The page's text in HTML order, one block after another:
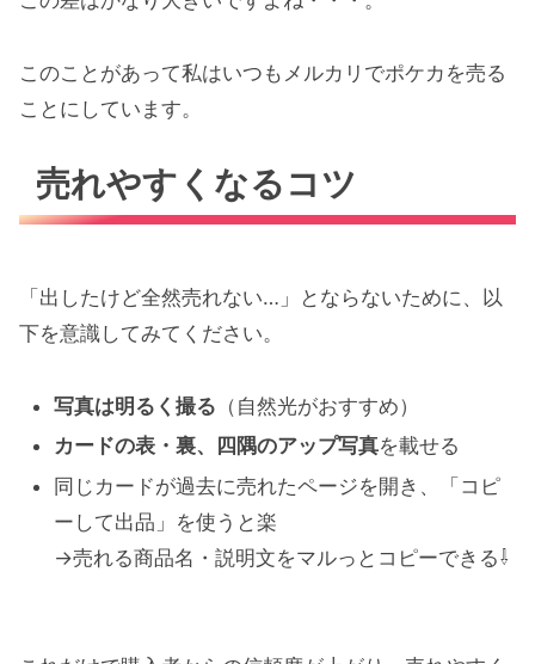
このことがあって私はいつもメルカリでポケカを売る
ことにしています。
売れやすくなるコツ
「出したけど全然売れない…」とならないために、以
下を意識してみてください。
写真は明るく撮る （自然光がおすすめ）
カードの表・裏、四隅のアップ写真を載せる
同じカードが過去に売れたページを開き、「コピ
ーして出品」を使うと楽
→売れる商品名・説明文をマルっとコピーできる⇩